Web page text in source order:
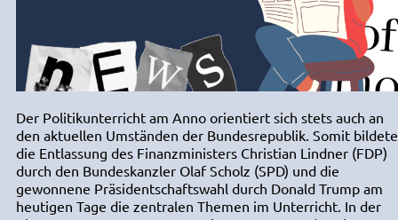
Der Politikunterricht am Anno orientiert sich stets auch an
den aktuellen Umständen der Bundesrepublik. Somit bildete
die Entlassung des Finanzministers Christian Lindner (FDP)
durch den Bundeskanzler Olaf Scholz (SPD) und die
gewonnene Präsidentschaftswahl durch Donald Trump am
heutigen Tage die zentralen Themen im Unterricht. In der